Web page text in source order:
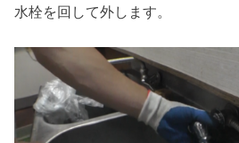
水栓を回して外します。